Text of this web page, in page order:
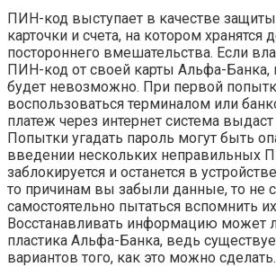
ПИН-код выступает в качестве
карточки и счета, на котором хранятся
постороннего вмешательства. Если
ПИН-код от своей карты Альфа-Банка,
будет невозможно. При первой
воспользоваться терминалом или
платеж через интернет система
Попытки угадать пароль могут быть
введении нескольких неправильных
заблокируется и останется в
то причинам вы забыли данные, то не
самостоятельно пытаться вспомнить
Восстанавливать информацию может
пластика Альфа-Банка, ведь
вариантов того, как это можно сделать.